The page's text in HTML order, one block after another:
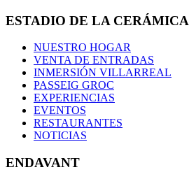
ESTADIO DE LA CERÁMICA
NUESTRO HOGAR
VENTA DE ENTRADAS
INMERSIÓN VILLARREAL
PASSEIG GROC
EXPERIENCIAS
EVENTOS
RESTAURANTES
NOTICIAS
ENDAVANT